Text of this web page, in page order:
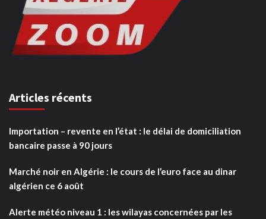
Articles récents
Importation – revente en l’état : le délai de domiciliation
bancaire passe à 90 jours
Marché noir en Algérie : le cours de l’euro face au dinar
algérien ce 6 août
Alerte météo niveau 1 : les wilayas concernées par les